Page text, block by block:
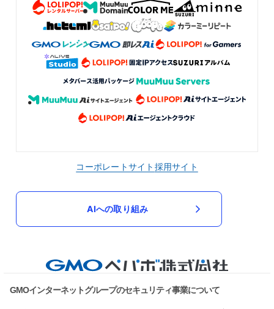
コーポレートサイト 採用サイト
AIへの取り組み
GMOインターネットグループのセキュリティ事業について